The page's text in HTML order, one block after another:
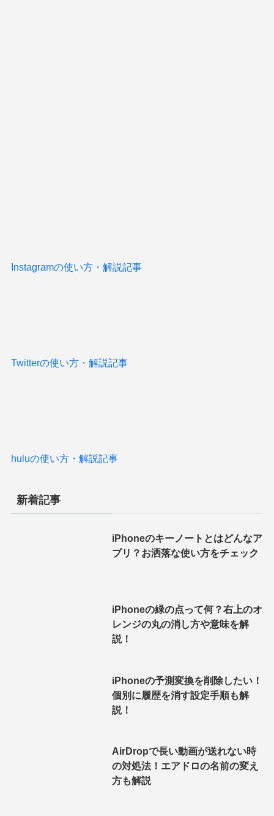
Instagramの使い方・解説記事
Twitterの使い方・解説記事
huluの使い方・解説記事
新着記事
iPhoneのキーノートとはどんなア
プリ？お洒落な使い方をチェック
iPhoneの緑の点って何？右上のオ
レンジの丸の消し方や意味を解
説！
iPhoneの予測変換を削除したい！
個別に履歴を消す設定手順も解
説！
AirDropで長い動画が送れない時
の対処法！エアドロの名前の変え
方も解説